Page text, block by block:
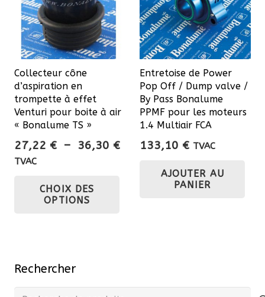
sur
Collecteur cône
d’aspiration en
trompette à effet
Venturi pour boite à air
« Bonalume TS »
27,22 € – 36,30 €Plage
TVAC
CHOIX DES
OPTIONS
Entretoise de Power
Pop Off / Dump valve /
By Pass Bonalume
PPMF pour les moteurs
1.4 Multiair FCA
133,10 € TVAC
AJOUTER AU
PANIER
Rechercher
Recherche